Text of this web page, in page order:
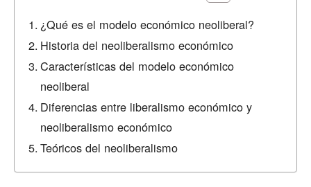
¿Qué es el modelo económico neoliberal?
Historia del neoliberalismo económico
Características del modelo económico
neoliberal
Diferencias entre liberalismo económico y
neoliberalismo económico
Teóricos del neoliberalismo